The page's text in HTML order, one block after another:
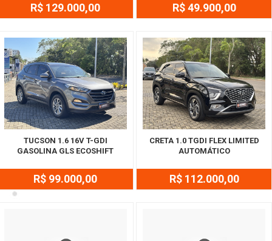
R$ 129.000,00 R$ 49.900,00
TUCSON 1.6 16V T-GDI
GASOLINA GLS ECOSHIFT
R$ 99.000,00
CRETA 1.0 TGDI FLEX LIMITED
AUTOMÁTICO
R$ 112.000,00